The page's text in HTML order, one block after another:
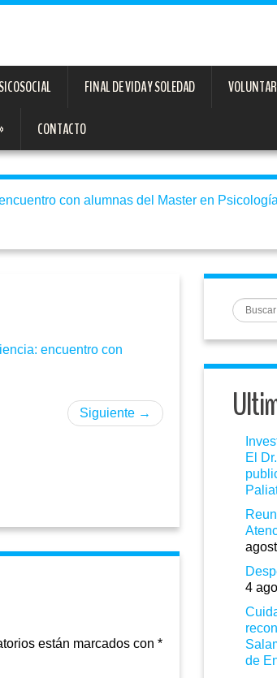
FINAL DE VIDA Y SOLEDAD
CONTACTO
con alumnas del Master en
encuentro con
Siguiente →
están marcados con *
Buscar
El
4
de